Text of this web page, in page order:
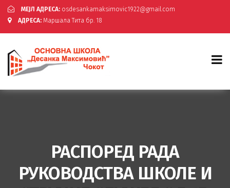
МЕЈЛ АДРЕСА: osdesankamaksimovic1922@gmail.com
АДРЕСА: Маршала Тита бр. 18
РАСПОРЕД РАДА
РУКОВОДСТВА ШКОЛЕ И